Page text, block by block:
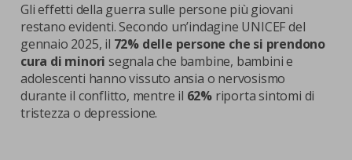
Gli effetti della guerra sulle persone più giovani
restano evidenti. Secondo un’indagine UNICEF del
gennaio 2025, il 72% delle persone che si prendono
cura di minori segnala che bambine, bambini e
adolescenti hanno vissuto ansia o nervosismo
durante il conflitto, mentre il 62% riporta sintomi di
tristezza o depressione.